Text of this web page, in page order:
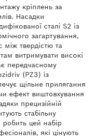
кріплень за
Насадки
сталі S2 із
загартування,
між твердістю та
витримувати високі
передчасному
(PZ3) із
щільне прилягання
ефект виштовхування
прецизійній
стабільну
цей набір
які цінують